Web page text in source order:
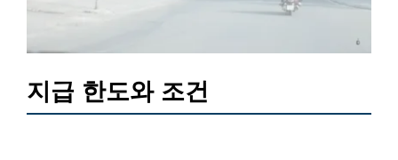
지급 한도와 조건